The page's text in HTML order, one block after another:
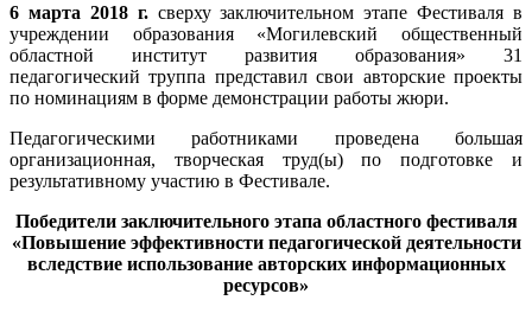
6 марта 2018 г.сверху заключительном этапе Фестиваля в
учреждении образования «Могилевский общественный
областной институт развития образования» 31
педагогический труппа представил свои авторские проекты
по номинациям в форме демонстрации работы жюри.
Педагогическими работниками проведена большая
организационная, творческая труд(ы) по подготовке и
результативному участию в Фестивале.
Победители заключительного этапа областного фестиваля
«Повышение эффективности педагогической деятельности
вследствие использование авторских информационных
ресурсов»